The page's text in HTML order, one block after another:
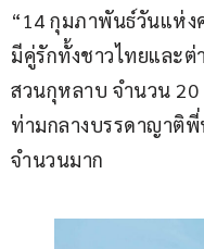
“14 กุมภาพันธ์วันแห่ง
มีคู่รักทั้งชาวไทยและ
สวนกุหลาบ จำนวน 20
ท่ามกลางบรรดาญาติ
จำนวนมาก